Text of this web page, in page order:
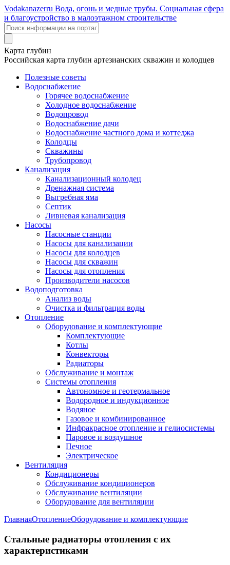
Vodakanazerru Вода, огонь и медные трубы. Социальная сфера
и благоустройство в малоэтажном строительстве
Карта глубин
Российская карта глубин артезианских скважин и колодцев
Полезные советы
Водоснабжение
Горячее водоснабжение
Холодное водоснабжение
Водопровод
Водоснабжение дачи
Водоснабжение частного дома и коттеджа
Колодцы
Скважины
Трубопровод
Канализация
Канализационный колодец
Дренажная система
Выгребная яма
Септик
Ливневая канализация
Насосы
Насосные станции
Насосы для канализации
Насосы для колодцев
Насосы для скважин
Насосы для отопления
Производители насосов
Водоподготовка
Анализ воды
Очистка и фильтрация воды
Отопление
Оборудование и комплектующие
Комплектующие
Котлы
Конвекторы
Радиаторы
Обслуживание и монтаж
Системы отопления
Автономное и геотермальное
Водородное и индукционное
Водяное
Газовое и комбинированное
Инфракрасное отопление и гелиосистемы
Паровое и воздушное
Печное
Электрическое
Вентиляция
Кондиционеры
Обслуживание кондиционеров
Обслуживание вентиляции
Оборудование для вентиляции
ГлавнаяОтоплениеОборудование и комплектующие
Стальные радиаторы отопления с их
характеристиками